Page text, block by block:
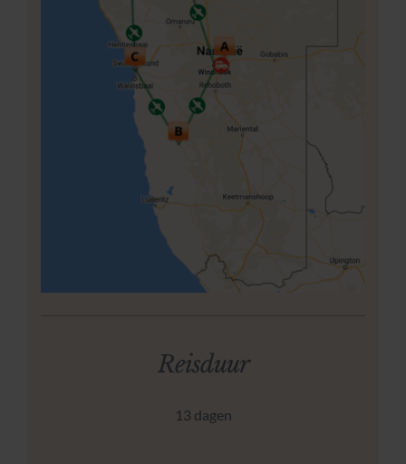
Neem contact op
Reisduur
13 dagen